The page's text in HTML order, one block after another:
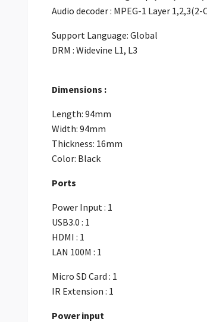
Audio decoder : MPEG-1 Layer 1,2,3(2-
Support Language: Global
DRM : Widevine L1, L3
Dimensions :
Length: 94mm
Width: 94mm
Thickness: 16mm
Color: Black
Ports
Power Input : 1
USB3.0 : 1
HDMI : 1
LAN 100M : 1
Micro SD Card : 1
IR Extension : 1
Power input